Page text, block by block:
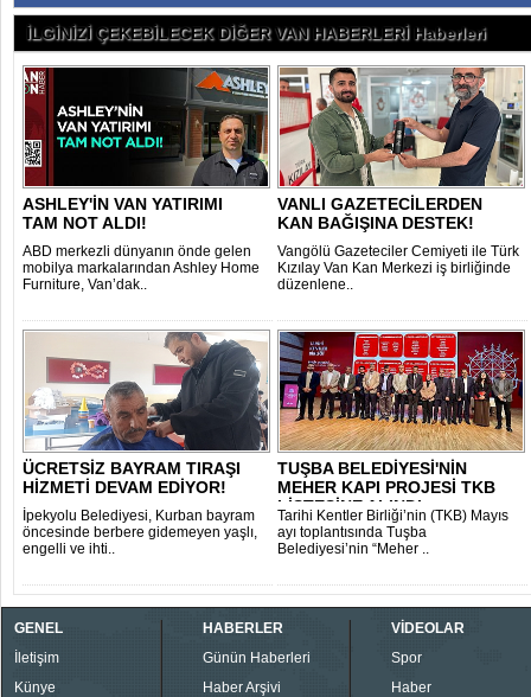
İLGİNİZİ ÇEKEBİLECEK DİĞER VAN HABERLERİ Haberleri
ASHLEY'İN VAN YATIRIMI
TAM NOT ALDI!
ABD merkezli dünyanın önde gelen
mobilya markalarından Ashley Home
Furniture, Van’dak..
VANLI GAZETECİLERDEN
KAN BAĞIŞINA DESTEK!
Vangölü Gazeteciler Cemiyeti ile Türk
Kızılay Van Kan Merkezi iş birliğinde
düzenlene..
ÜCRETSİZ BAYRAM TIRAŞI
HİZMETİ DEVAM EDİYOR!
İpekyolu Belediyesi, Kurban bayram
öncesinde berbere gidemeyen yaşlı,
engelli ve ihti..
TUŞBA BELEDİYESİ'NİN
MEHER KAPI PROJESİ TKB
LİSTESİNE ALINDI..
Tarihi Kentler Birliği’nin (TKB) Mayıs
ayı toplantısında Tuşba
Belediyesi’nin “Meher ..
GENEL
İletişim
Künye
HABERLER
Günün Haberleri
Haber Arşivi
VİDEOLAR
Spor
Haber